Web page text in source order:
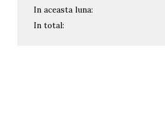
In aceasta luna:
In total: